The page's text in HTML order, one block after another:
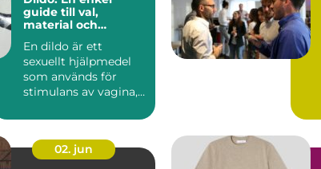
guide till val,
material och
En dildo är ett
sexuellt hjälpmedel
som används för
stimulans av vagina,
02. jun